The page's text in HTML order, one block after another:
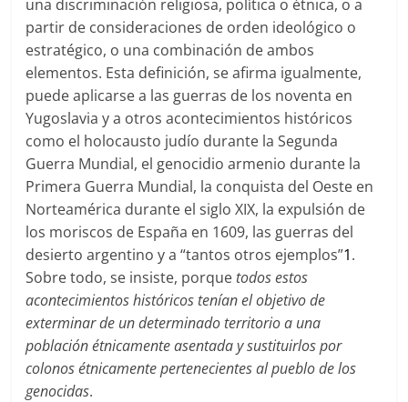
una discriminación religiosa, política o étnica, o a
partir de consideraciones de orden ideológico o
estratégico, o una combinación de ambos
elementos. Esta definición, se afirma igualmente,
puede aplicarse a las guerras de los noventa en
Yugoslavia y a otros acontecimientos históricos
como el holocausto judío durante la Segunda
Guerra Mundial, el genocidio armenio durante la
Primera Guerra Mundial, la conquista del Oeste en
Norteamérica durante el siglo XIX, la expulsión de
los moriscos de España en 1609, las guerras del
desierto argentino y a “tantos otros ejemplos”1.
Sobre todo, se insiste, porque todos estos
acontecimientos históricos tenían el objetivo de
exterminar de un determinado territorio a una
población étnicamente asentada y sustituirlos por
colonos étnicamente pertenecientes al pueblo de los
genocidas.